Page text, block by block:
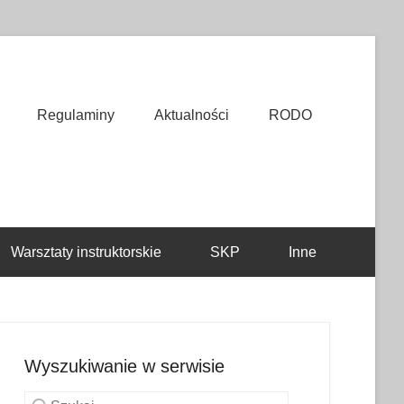
Regulaminy Aktualności RODO
Warsztaty instruktorskie SKP Inne
Wyszukiwanie w serwisie